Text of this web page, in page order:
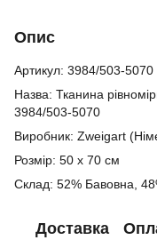
Опис
Артикул: 3984/503-5070
Назва: Тканина
3984/503-5070
Виробник: Zweigart
Розмір: 50 х 70 см
Склад: 52% Бавовна,
Доставка